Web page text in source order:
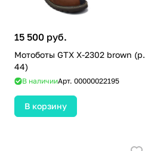
15 500 руб.
Мотоботы GTX X-2302 brown (р.
44)
В наличииАрт. 00000022195
В корзину